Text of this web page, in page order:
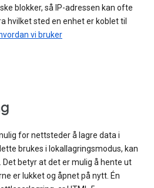
blokker, så IP-adressen kan ofte
hvilket sted en enhet er koblet til
hvordan vi bruker
for nettsteder å lagre data i
brukes i lokallagringsmodus, kan
betyr at det er mulig å hente ut
er lukket og åpnet på nytt. Én